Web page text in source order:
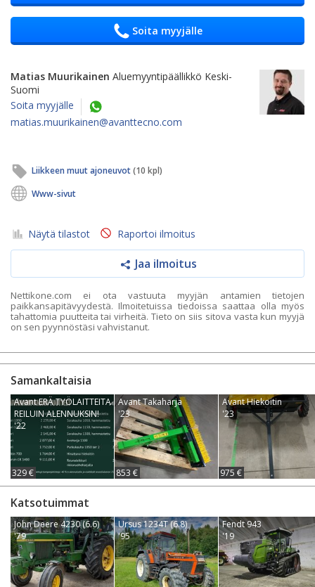
Soita myyjälle
Matias Muurikainen Aluemyyntipäällikkö Keski-
Suomi
Soita myyjälle
matias.muurikainen@avanttecno.com
Liikkeen muut ajoneuvot(10 kpl)
Www-sivut
Näytä tilastot Raportoi ilmoitus
Jaa ilmoitus
Nettikone.com ei ota vastuuta myyjän antamien tietojen
paikkansapitävyydestä. Ilmoitetuissa tiedoissa saattaa olla myös
tahattomia puutteita tai virheitä. Tieto on siis sitova vasta kun myyjä
on sen pyynnöstäsi vahvistanut.
Samankaltaisia
Avant ERÄ TYÖLAITTEITA
REILUIN ALENNUKSIN!
'22
329 €
Avant Takaharja
'23
853 €
Avant Hiekoitin
'23
975 €
Katsotuimmat
John Deere 4230 (6.6)
'79
Ursus 1234T (6.8)
'95
Fendt 943
'19